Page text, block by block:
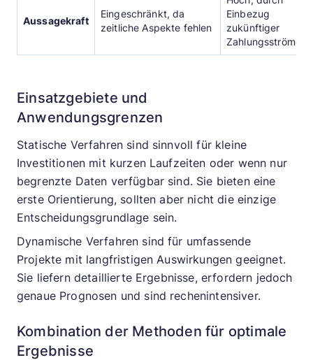
Aussagekraft
Eingeschränkt, da
zeitliche Aspekte fehlen
Einbezug
zukünftiger
Zahlungsströme
Einsatzgebiete und
Anwendungsgrenzen
Statische Verfahren sind sinnvoll für kleine
Investitionen mit kurzen Laufzeiten oder wenn nur
begrenzte Daten verfügbar sind. Sie bieten eine
erste Orientierung, sollten aber nicht die einzige
Entscheidungsgrundlage sein.
Dynamische Verfahren sind für umfassende
Projekte mit langfristigen Auswirkungen geeignet.
Sie liefern detaillierte Ergebnisse, erfordern jedoch
genaue Prognosen und sind rechenintensiver.
Kombination der Methoden für optimale
Ergebnisse